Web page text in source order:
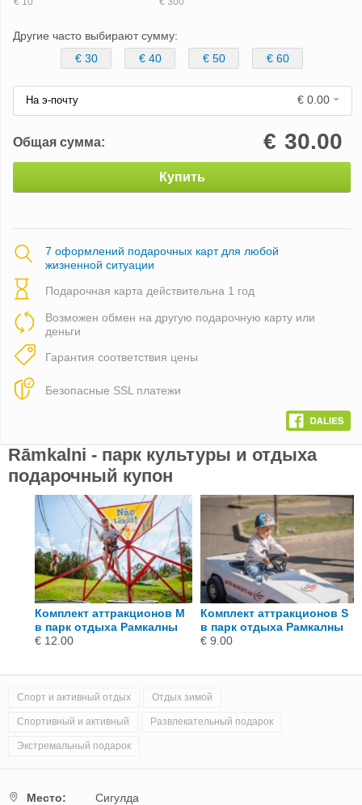
Другие часто выбирают сумму:
€ 30
€ 40 € 50 € 60
На э-почту € 0.00
Общая сумма: 30.00
€
Купить
7 оформлений подарочных карт для любой
жизненной ситуации
Подарочная карта действительна 1 год
Возможен обмен на другую подарочную карту или
деньги
Гарантия соответствия цены
Безопасные SSL платежи
Rāmkalni - парк культуры и отдыха
подарочный купон
Комплект аттракционов M
в парк отдыха Рамкалны
€ 12.00
Комплект аттракционов S
в парк отдыха Рамкалны
€ 9.00
Спорт и активный отдых Отдых зимой
Спортивный и активный Развлекательный подарок
Экстремальный подарок
Mестo:
Сигулда